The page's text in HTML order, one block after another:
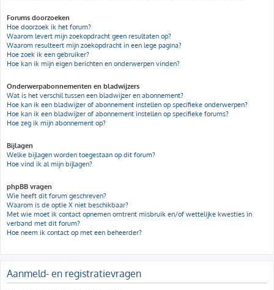
Forums doorzoeken
Hoe doorzoek ik het forum?
Waarom levert mijn zoekopdracht geen resultaten op?
Waarom resulteert mijn zoekopdracht in een lege pagina?
Hoe zoek ik een gebruiker?
Hoe kan ik mijn eigen berichten en onderwerpen vinden?
Onderwerpabonnementen en bladwijzers
Wat is het verschil tussen een bladwijzer en abonnement?
Hoe kan ik een bladwijzer of abonnement instellen op specifieke onderwerpen?
Hoe kan ik een bladwijzer of abonnement instellen op specifieke forums?
Hoe zeg ik mijn abonnement op?
Bijlagen
Welke bijlagen worden toegestaan op dit forum?
Hoe vind ik al mijn bijlagen?
phpBB vragen
Wie heeft dit forum geschreven?
Waarom is de optie X niet beschikbaar?
Met wie moet ik contact opnemen omtrent misbruik en/of wettelijke kwesties in
verband met dit forum?
Hoe neem ik contact op met een beheerder?
Aanmeld- en registratievragen